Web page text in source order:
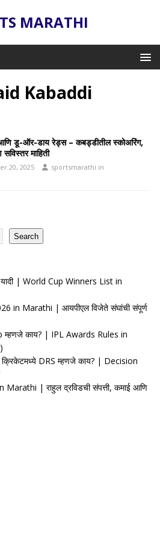
MARATHI
Kabaddi
डू-ऑर-डाय रेड्स – कबड्डीतील स्कोअरिंग,
माहिती
20, 2025 sportsmarathi.in
Search
| World Cup Winners List in
in Marathi | आयपीएल विजेते संघांची संपूर्ण
काय? | IPL Awards Rules in
DRS म्हणजे काय? | Decision
| राहुल द्रविडची संपत्ती, कमाई आणि